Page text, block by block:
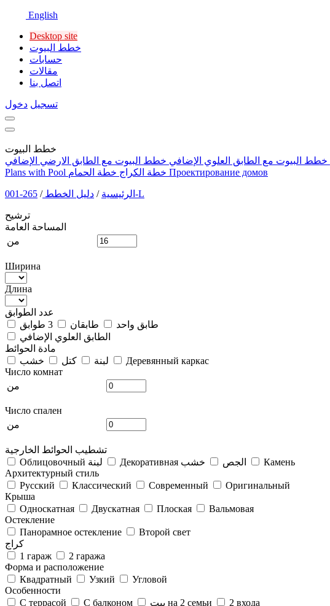
English
Desktop site
خطط البيوت
حسابات
مقالات
اتصل بنا
تسجيل دخول
خطط البيوت
خطط البيوت مع الطابق العلوي الإضافي خطط البيوت مع الطابق الارضي الإضافي
Plans with Pool
خطة الكراج خطة الحمام Проектирование домов
الرئيسية / دليل الخطط / 265-001-L
ترشيح
المساحة العامة
من
Ширина
Длина
عدد الطوابق
طابق واحد
طابقان
الطابق العلوي الإضافي
مادة الحوائط
لبنة
كتل خشب
Деревянный каркас
Число комнат
من
Число спален
من
تشطيب الحوائط الخارجية
Облицовочный لبنة
Декоративная الجص خشب
Камень
Архитектурный стиль
Русский
Классический Современный
Оригинальный
Крыша
Односкатная
Двускатная Плоская
Вальмовая
Остекление
Панорамное остекление
Второй свет
كراج
1 гараж
2 гаража
Форма и расположение
Квадратный
Узкий
Угловой
Особенности
С террасой
С балконом بيت на 2 семьи
2 входа